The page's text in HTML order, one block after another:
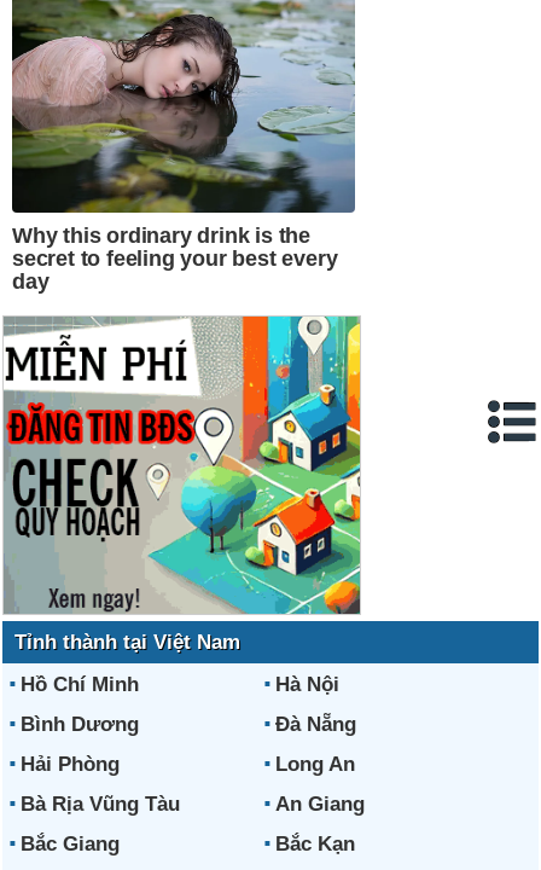
Tỉnh thành tại Việt Nam
Hồ Chí Minh
Hà Nội
Bình Dương
Đà Nẵng
Hải Phòng
Long An
Bà Rịa Vũng Tàu
An Giang
Bắc Giang
Bắc Kạn